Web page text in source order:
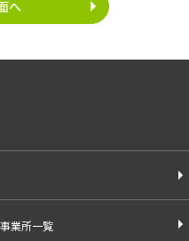
利用
定める場合を除いて、ご本
ことはございません。
、サーバー管理等の目的
事業所一覧